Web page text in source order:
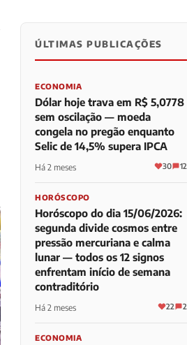
0 0 0
ÚLTIMAS PUBLICAÇÕES
ECONOMIA
Dólar hoje trava em R$ 5,0778
sem oscilação — moeda
congela no pregão enquanto
Selic de 14,5% supera IPCA
Há 2 meses 30 12
HORÓSCOPO
Horóscopo do dia 15/06/2026:
segunda divide cosmos entre
pressão mercuriana e calma
lunar — todos os 12 signos
enfrentam início de semana
contraditório
Há 2 meses 22 2
ECONOMIA